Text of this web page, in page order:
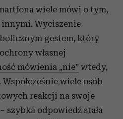
wiele mówi o tym,
Wyciszenie
gestem, który
własnej
mówienia „nie” wtedy,
wiele osób
reakcji na swoje
szybka odpowiedź stała